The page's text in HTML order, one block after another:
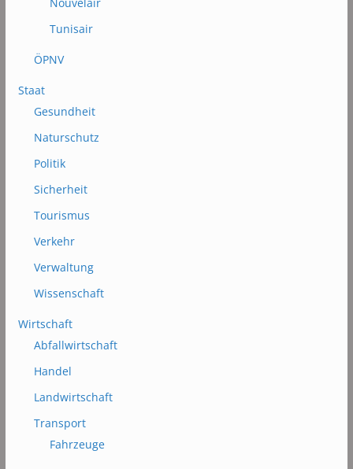
Tunisair
ÖPNV
Staat
Gesundheit
Naturschutz
Politik
Sicherheit
Tourismus
Verkehr
Verwaltung
Wissenschaft
Wirtschaft
Abfallwirtschaft
Handel
Landwirtschaft
Transport
Fahrzeuge